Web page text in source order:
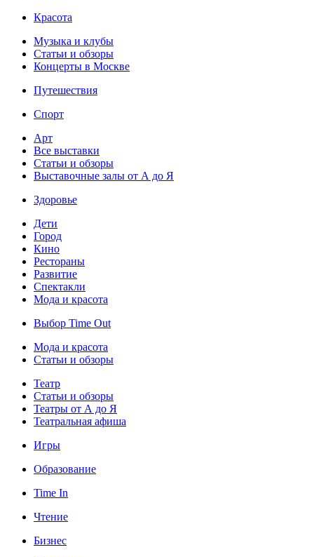
Красота
Музыка и клубы
Статьи и обзоры
Концерты в Москве
Путешествия
Спорт
Арт
Все выставки
Статьи и обзоры
Выставочные залы от А до Я
Здоровье
Дети
Город
Кино
Рестораны
Развитие
Спектакли
Мода и красота
Выбор Time Out
Мода и красота
Статьи и обзоры
Театр
Статьи и обзоры
Театры от А до Я
Театральная афиша
Игры
Образование
Time In
Чтение
Бизнес